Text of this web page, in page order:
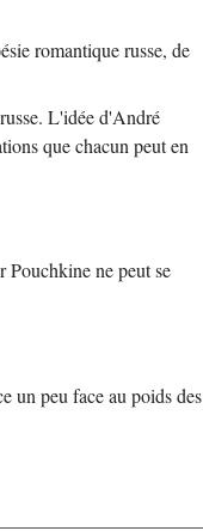
romantique russe, de
L'idée d'André
que chacun peut en
Pouchkine ne peut se
un peu face au poids des